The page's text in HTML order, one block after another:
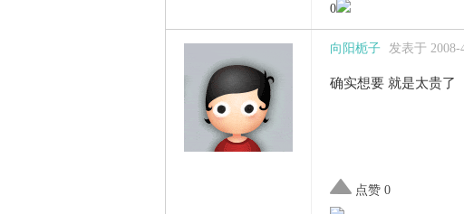
0
向阳栀子 发表于 2008-
确实想要 就是太贵了
点赞 0